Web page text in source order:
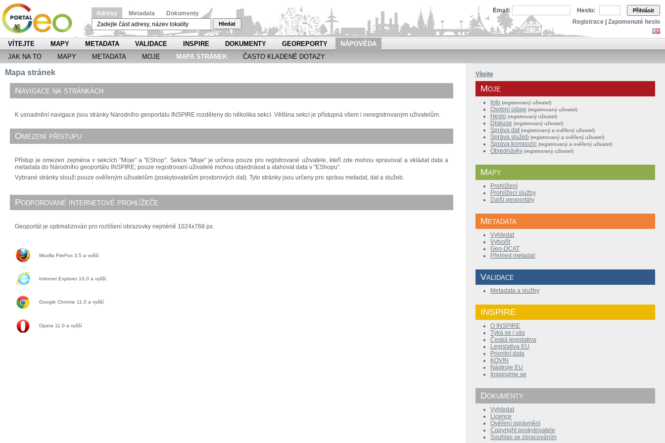
Adresy Metadata Dokumenty
Hledat
Email: Heslo: Přihlásit
Registrace Zapomenuté heslo
VÍTEJTE MAPY METADATA VALIDACE INSPIRE DOKUMENTY GEOREPORTY
NÁPOVĚDA
JAK NA TO
MAPY METADATA MOJE MAPA STRÁNEK ČASTO KLADENÉ DOTAZY
Mapa stránek
Navigace na stránkách
K usnadnění navigace jsou stránky Národního geoportálu INSPIRE rozděleny do několika sekcí. Většina sekcí je přístupná všem i neregistrovaným uživatelům.
Omezení přístupu
Přístup je omezen zejména v sekcích "Moje" a "EShop". Sekce "Moje" je určena pouze pro registrované uživatele, kteří zde mohou spravovat a vkládat data a
metadata do Národního geoportálu INSPIRE; pouze registrovaní uživatelé mohou objednávat a stahovat data v "EShopu".
Vybrané stránky slouží pouze ověřeným uživatelům (poskytovatelům prostorových dat). Tyto stránky jsou určeny pro správu metadat, dat a služeb.
Podporované internetové prohlížeče
Geoportál je optimalizován pro rozlišení obrazovky nejméně 1024x768 px.
Mozilla FireFox 3.5 a vyšší
Internet Explorer 10.0 a vyšší
Google Chrome 11.0 a vyšší
Opera 11.0 a vyšší
Vítejte
Moje
Info (registrovaný uživatel)
Osobní údaje (registrovaný uživatel)
Heslo (registrovaný uživatel)
Diskuse (registrovaný uživatel)
Správa dat (registrovaný a ověřený uživatel)
Správa služeb (registrovaný a ověřený uživatel)
Správa kompozic (registrovaný a ověřený uživatel)
Objednávky (registrovaný uživatel)
Mapy
Prohlížení
Prohlížecí služby
Další geoportály
Metadata
Vyhledat
Vytvořit
Geo-DCAT
Přehled metadat
Validace
Metadata a služby
INSPIRE
O INSPIRE
Týká se i vás
Česká legislativa
Legislativa EU
Prioritní data
KOVIN
Nástroje EU
Inspirujme se
Dokumenty
Vyhledat
Licence
Ověření oprávnění
Copyright poskytovatele
Souhlas se zpracováním